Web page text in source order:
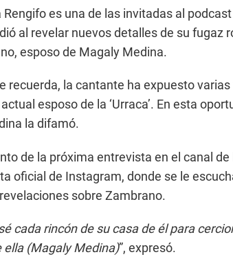
Rengifo es una de las invitadas al
al revelar nuevos detalles de su fugaz
esposo de Magaly Medina.
recuerda, la cantante ha expuesto varias
esposo de la ‘Urraca’. En esta
la difamó.
de la próxima entrevista en el canal
oficial de Instagram, donde se le
sobre Zambrano.
cada rincón de su casa de él para
ella (Magaly Medina)”, expresó.